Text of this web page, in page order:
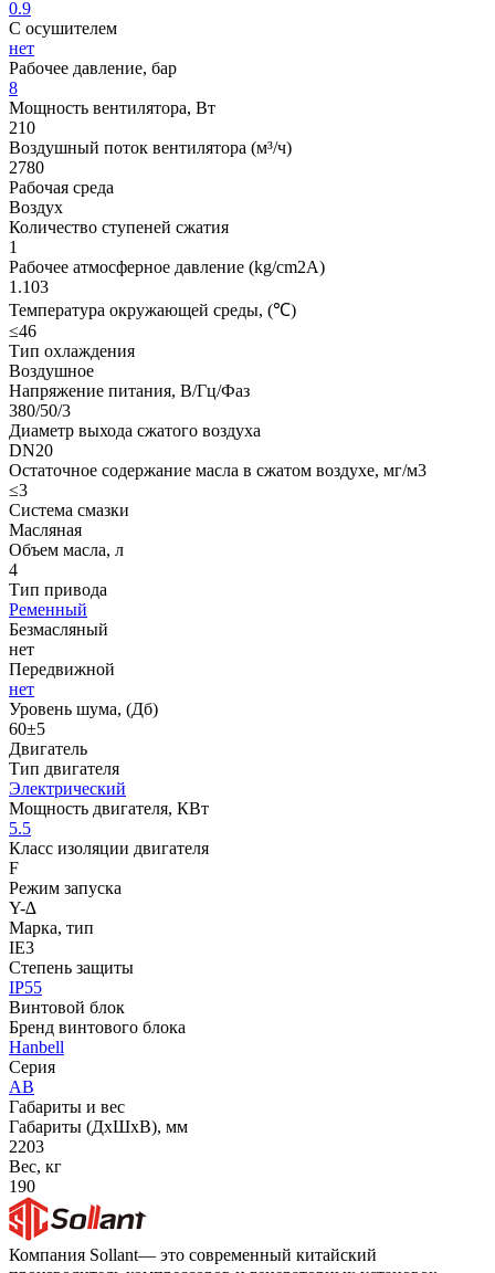
0.9
С осушителем
нет
Рабочее давление, бар
8
Мощность вентилятора, Вт
210
Воздушный поток вентилятора (м³/ч)
2780
Рабочая среда
Воздух
Количество ступеней сжатия
1
Рабочее атмосферное давление (kg/cm2A)
1.103
Температура окружающей среды, (℃)
≤46
Тип охлаждения
Воздушное
Напряжение питания, В/Гц/Фаз
380/50/3
Диаметр выхода сжатого воздуха
DN20
Остаточное содержание масла в сжатом воздухе, мг/м3
≤3
Система смазки
Масляная
Объем масла, л
4
Тип привода
Ременный
Безмасляный
нет
Передвижной
нет
Уровень шума, (Дб)
60±5
Двигатель
Тип двигателя
Электрический
Мощность двигателя, КВт
5.5
Класс изоляции двигателя
F
Режим запуска
Y-∆
Марка, тип
IE3
Степень защиты
IP55
Винтовой блок
Бренд винтового блока
Hanbell
Серия
AB
Габариты и вес
Габариты (ДхШхВ), мм
2203
Вес, кг
190
Компания Sollant— это современный китайский